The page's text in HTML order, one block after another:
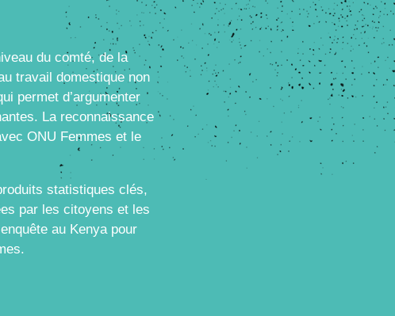
du comté, de la
travail domestique non
permet d’argumenter
La reconnaissance
ONU Femmes et le
statistiques clés,
par les citoyens et les
au Kenya pour